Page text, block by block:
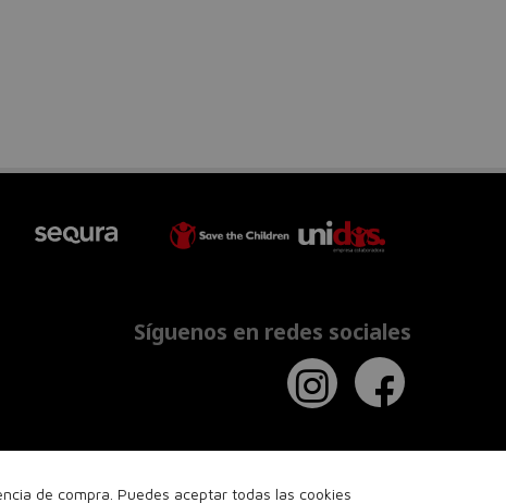
de compra. Puedes aceptar todas las cookies
Síguenos en redes sociales